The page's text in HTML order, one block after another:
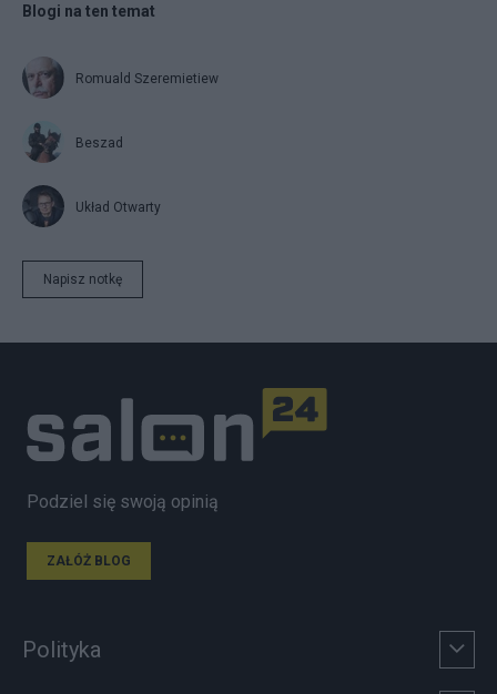
Blogi na ten temat
Romuald Szeremietiew
Beszad
Układ Otwarty
Napisz notkę
Podziel się swoją opinią
ZAŁÓŻ BLOG
Polityka